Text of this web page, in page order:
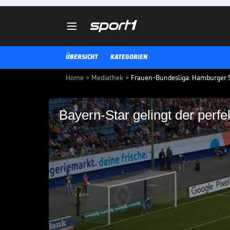

ÜBERSICHT KATEGORIEN
Home > Mediathek > Frauen-Bundesliga: Hamburger
Bayern-Star gelingt der
Bayern-Star gelingt
Die Fußballerinnen des FC
Georgia Stanway macht sich
FRAUEN-BUNDESLIGA